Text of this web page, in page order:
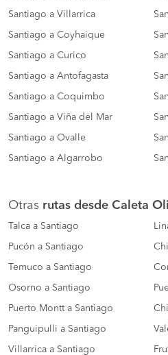
Santiago a Villarrica
Santiago a Coyhaique
Santiago a Curico
Santiago a Antofagasta
Santiago a Coquimbo
Santiago a Viña del Mar
Santiago a Ovalle
Santiago a Algarrobo
Otras rutas desde Caleta
Talca a Santiago
Pucón a Santiago
Temuco a Santiago
Osorno a Santiago
Puerto Montt a Santiago
Panguipulli a Santiago
Villarrica a Santiago